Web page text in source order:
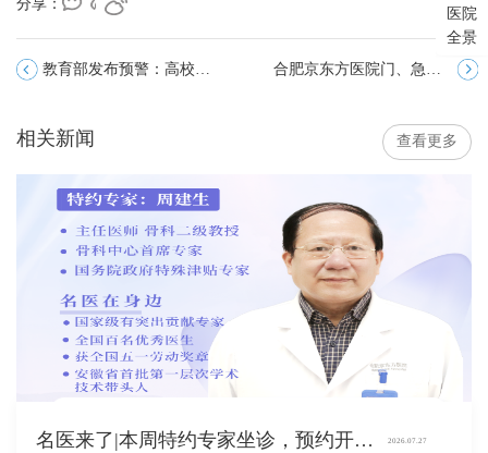
分享：
相关新闻 查看更多
名医来了|本周特约专家坐诊，预约开启！ 2026.07.27
医院
全景